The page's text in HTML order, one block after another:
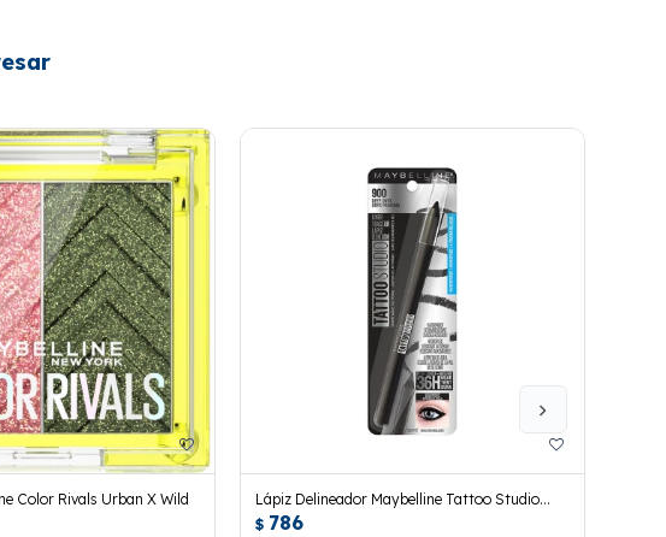
Color Rivals Urban X Wild
Lápiz Delineador Maybelline Tattoo Studio
Deep Onix
$ 786